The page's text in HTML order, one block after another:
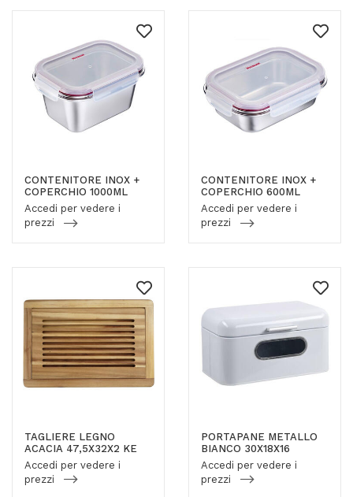
CONTENITORE INOX +
COPERCHIO 1000ML
Accedi per vedere i
prezzi
CONTENITORE INOX +
COPERCHIO 600ML
Accedi per vedere i
prezzi
TAGLIERE LEGNO
ACACIA 47,5X32X2 KE
Accedi per vedere i
prezzi
PORTAPANE METALLO
BIANCO 30X18X16
Accedi per vedere i
prezzi